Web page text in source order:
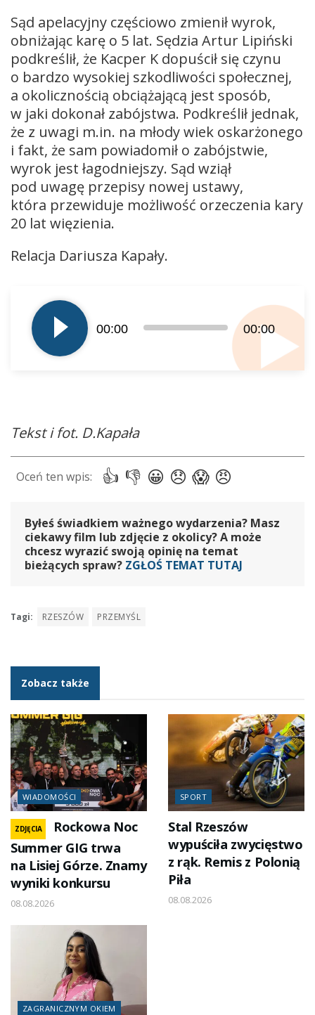
Sąd apelacyjny częściowo zmienił wyrok,
obniżając karę o 5 lat. Sędzia Artur Lipiński
podkreślił, że Kacper K dopuścił się czynu
o bardzo wysokiej szkodliwości społecznej,
a okolicznością obciążającą jest sposób,
w jaki dokonał zabójstwa. Podkreślił jednak,
że z uwagi m.in. na młody wiek oskarżonego
i fakt, że sam powiadomił o zabójstwie,
wyrok jest łagodniejszy. Sąd wziął
pod uwagę przepisy nowej ustawy,
która przewiduje możliwość orzeczenia kary
20 lat więzienia.
Relacja Dariusza Kapały.
plików
dźwiękowych
00:00 00:00
Tekst i fot. D.Kapała
Byłeś świadkiem ważnego wydarzenia? Masz
ciekawy film lub zdjęcie z okolicy? A może
chcesz wyrazić swoją opinię na temat
bieżących spraw? ZGŁOŚ TEMAT TUTAJ
Tagi: RZESZÓW PRZEMYŚL
Zobacz także
WIADOMOŚCI
ZDJĘCIA
Rockowa Noc
Summer GIG trwa
na Lisiej Górze. Znamy
wyniki konkursu
08.08.2026
SPORT
Stal Rzeszów
wypuściła zwycięstwo
z rąk. Remis z Polonią
Piła
08.08.2026
ZAGRANICZNYM OKIEM